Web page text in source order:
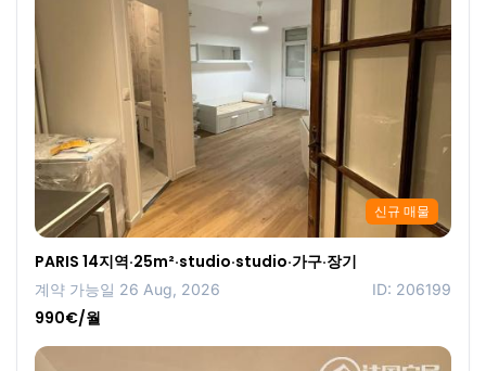
신규 매물
PARIS 14지역·25m²·studio·studio·가구·장기
계약 가능일 26 Aug, 2026 ID: 206199
990€/월